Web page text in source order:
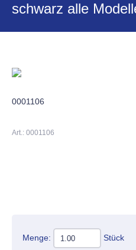
schwarz alle
0001106
Art.: 0001106
Menge: Stück